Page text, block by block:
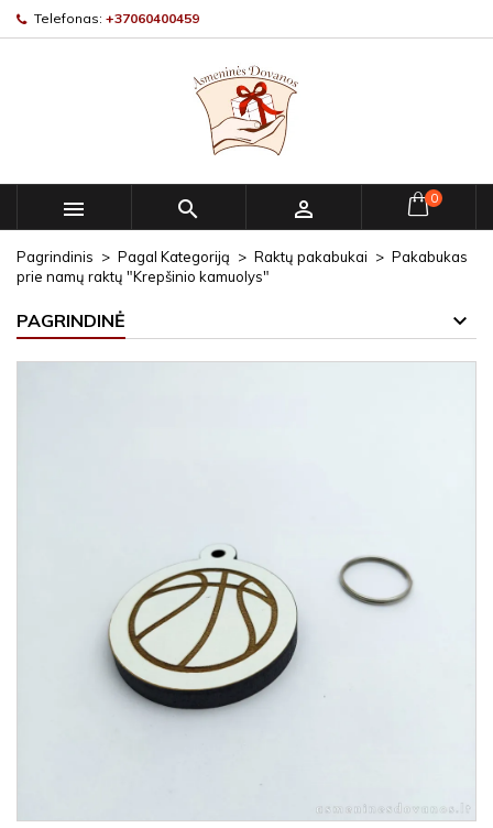
Telefonas: +37060400459
   0
Pagrindinis Pagal Kategoriją Raktų pakabukai
Pakabukas
prie namų raktų "Krepšinio kamuolys"
PAGRINDINĖ